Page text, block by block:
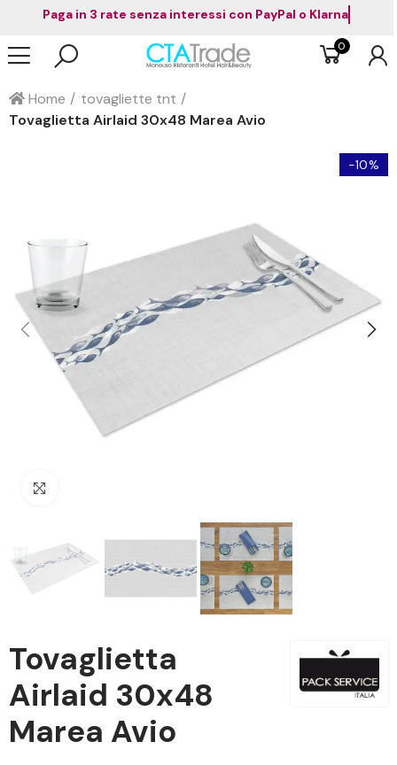
Paga in 3 rate senza interessi con PayPal o Klarna
0
Home
tovagliette tnt
Tovaglietta Airlaid 30x48 Marea Avio
-10%
Tovaglietta
Airlaid 30x48
Marea Avio